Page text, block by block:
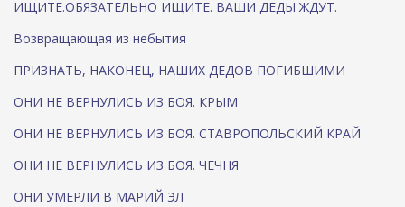
ИЩИТЕ.ОБЯЗАТЕЛЬНО ИЩИТЕ. ВАШИ ДЕДЫ ЖДУТ.
Возвращающая из небытия
ПРИЗНАТЬ, НАКОНЕЦ, НАШИХ ДЕДОВ ПОГИБШИМИ
ОНИ НЕ ВЕРНУЛИСЬ ИЗ БОЯ. КРЫМ
ОНИ НЕ ВЕРНУЛИСЬ ИЗ БОЯ. СТАВРОПОЛЬСКИЙ КРАЙ
ОНИ НЕ ВЕРНУЛИСЬ ИЗ БОЯ. ЧЕЧНЯ
ОНИ УМЕРЛИ В МАРИЙ ЭЛ